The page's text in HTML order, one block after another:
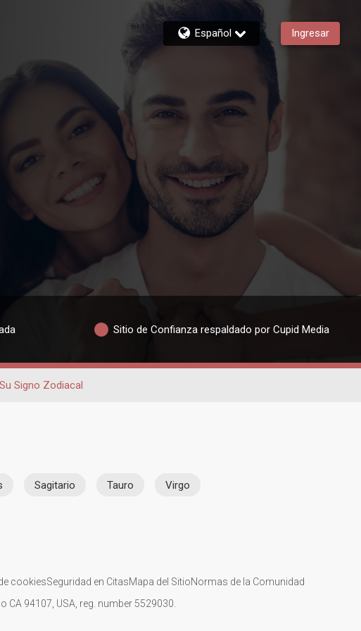
Español Ingresar
Sitio de Confianza respaldado por Cupid Media
Su Signo Zodiacal
Sagitario Tauro Virgo
cookiesSeguridad en CitasMapa del SitioNormas de la Comunidad
CA 94107, USA, reg. number 5529030.